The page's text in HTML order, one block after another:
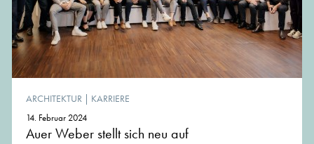
ARCHITEKTUR | KARRIERE
14. Februar 2024
Auer Weber stellt sich neu auf